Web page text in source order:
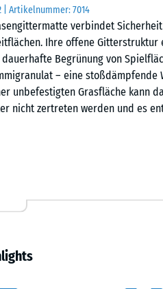
| Artikelnummer:7014
verbindet
Ihre offene
Begrünung von
– eine stoßdämpfende
unbefestigten Grasfläche kann
nicht zertreten werden und es
sowie Hänge und leichte
gebundenem Gummigranulat